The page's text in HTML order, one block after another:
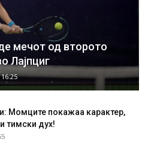
мечот од второто
Лајпциг
Момците покажаа карактер,
тимски дух!